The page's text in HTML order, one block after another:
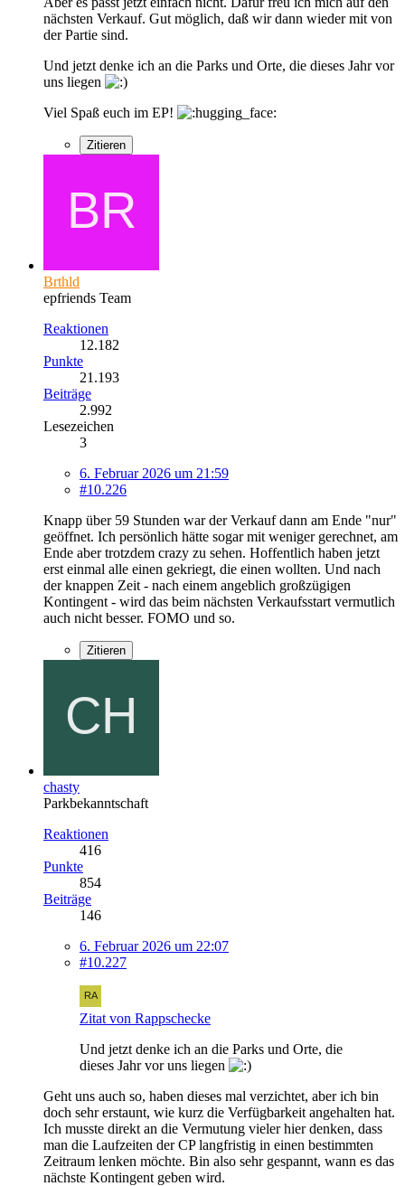
nächsten Verkauf. Gut möglich, daß wir dann wieder mit von
der Partie sind.
Und jetzt denke ich an die Parks und Orte, die dieses Jahr vor
uns liegen
Viel Spaß euch im EP!
Zitieren
Brthld
epfriends Team
Reaktionen
12.182
Punkte
21.193
Beiträge
2.992
Lesezeichen
3
6. Februar 2026 um 21:59
#10.226
Knapp über 59 Stunden war der Verkauf dann am Ende "nur"
geöffnet. Ich persönlich hätte sogar mit weniger gerechnet, am
Ende aber trotzdem crazy zu sehen. Hoffentlich haben jetzt
erst einmal alle einen gekriegt, die einen wollten. Und nach
der knappen Zeit - nach einem angeblich großzügigen
Kontingent - wird das beim nächsten Verkaufsstart vermutlich
auch nicht besser. FOMO und so.
Zitieren
chasty
Parkbekanntschaft
Reaktionen
416
Punkte
854
Beiträge
146
6. Februar 2026 um 22:07
#10.227
Zitat von Rappschecke
Und jetzt denke ich an die Parks und Orte, die
dieses Jahr vor uns liegen
Geht uns auch so, haben dieses mal verzichtet, aber ich bin
doch sehr erstaunt, wie kurz die Verfügbarkeit angehalten hat.
Ich musste direkt an die Vermutung vieler hier denken, dass
man die Laufzeiten der CP langfristig in einen bestimmten
Zeitraum lenken möchte. Bin also sehr gespannt, wann es das
nächste Kontingent geben wird.